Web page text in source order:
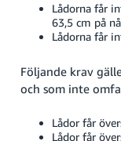
Lådorna får
63,5 cm på
Lådorna får
Följande krav
och som inte
Lådor får
Lådor får